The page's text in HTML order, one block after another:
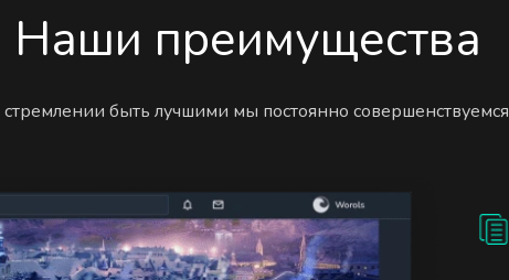
Наши преимущества
быть лучшими мы постоянно совершенствуемся